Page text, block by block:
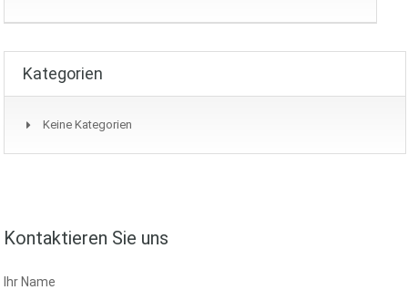
Kategorien
Keine Kategorien
Kontaktieren Sie uns
Ihr Name